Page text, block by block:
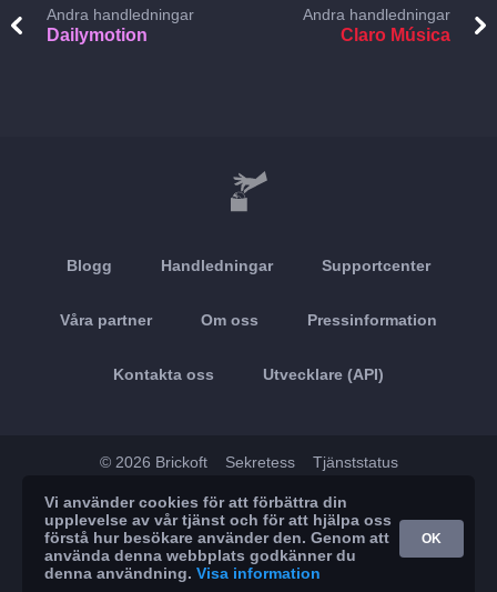
Andra handledningar
Dailymotion
Andra handledningar
Claro Música
Blogg Handledningar Supportcenter
Våra partner Om oss Pressinformation
Kontakta oss Utvecklare (API)
© 2026 Brickoft Sekretess Tjänststatus
App Store Google Play
Vi använder cookies för att förbättra din
upplevelse av vår tjänst och för att hjälpa oss
förstå hur besökare använder den. Genom att
använda denna webbplats godkänner du
denna användning. Visa information
OK